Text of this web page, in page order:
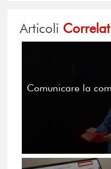
Articoli
Comunicare la